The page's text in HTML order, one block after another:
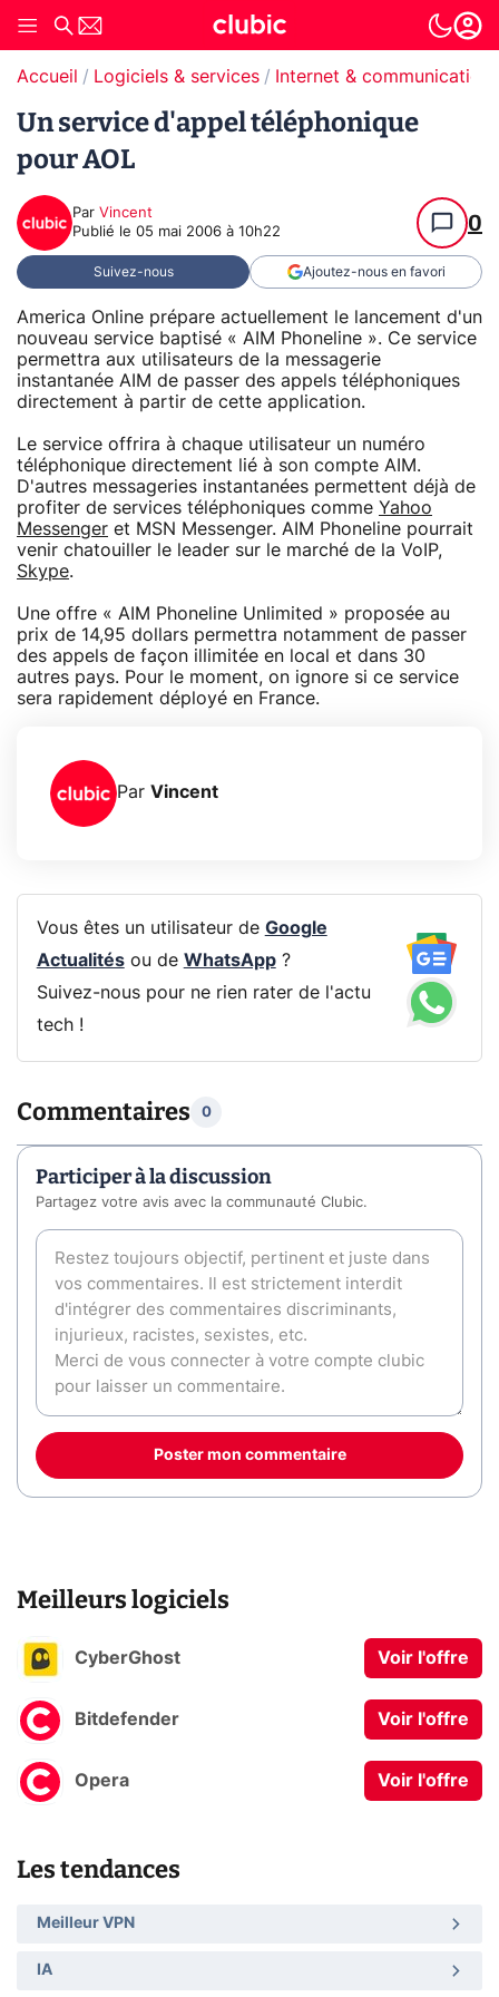
Accueil Logiciels & services Internet & communication
Un service d'appel téléphonique
pour AOL
Par Vincent
Publié le 05 mai 2006 à 10h22 0
Suivez-nous Ajoutez-nous en favori
America Online prépare actuellement le lancement d'un
nouveau service baptisé « AIM Phoneline ». Ce service
permettra aux utilisateurs de la messagerie
instantanée AIM de passer des appels téléphoniques
directement à partir de cette application.
Le service offrira à chaque utilisateur un numéro
téléphonique directement lié à son compte AIM.
D'autres messageries instantanées permettent déjà de
profiter de services téléphoniques comme Yahoo
Messenger et MSN Messenger. AIM Phoneline pourrait
venir chatouiller le leader sur le marché de la VoIP,
Skype.
Une offre « AIM Phoneline Unlimited » proposée au
prix de 14,95 dollars permettra notamment de passer
des appels de façon illimitée en local et dans 30
autres pays. Pour le moment, on ignore si ce service
sera rapidement déployé en France.
Par Vincent
Vous êtes un utilisateur de Google
Actualitésou de WhatsApp?
Suivez-nous pour ne rien rater de l'actu
tech !
Commentaires 0
Participer à la discussion
Partagez votre avis avec la communauté Clubic.
Poster mon commentaire
Meilleurs logiciels
CyberGhost Voir l'offre
Bitdefender Voir l'offre
Opera Voir l'offre
Les tendances
Meilleur VPN
IA